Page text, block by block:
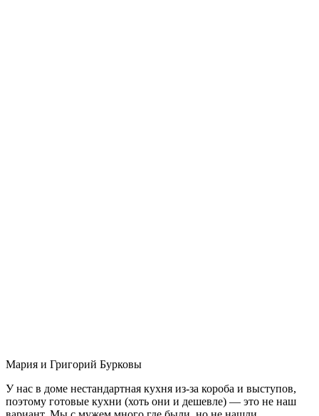
Мария и Григорий Бурковы
У нас в доме нестандартная кухня из-за короба и выступов,
поэтому готовые кухни (хоть они и дешевле) — это не наш